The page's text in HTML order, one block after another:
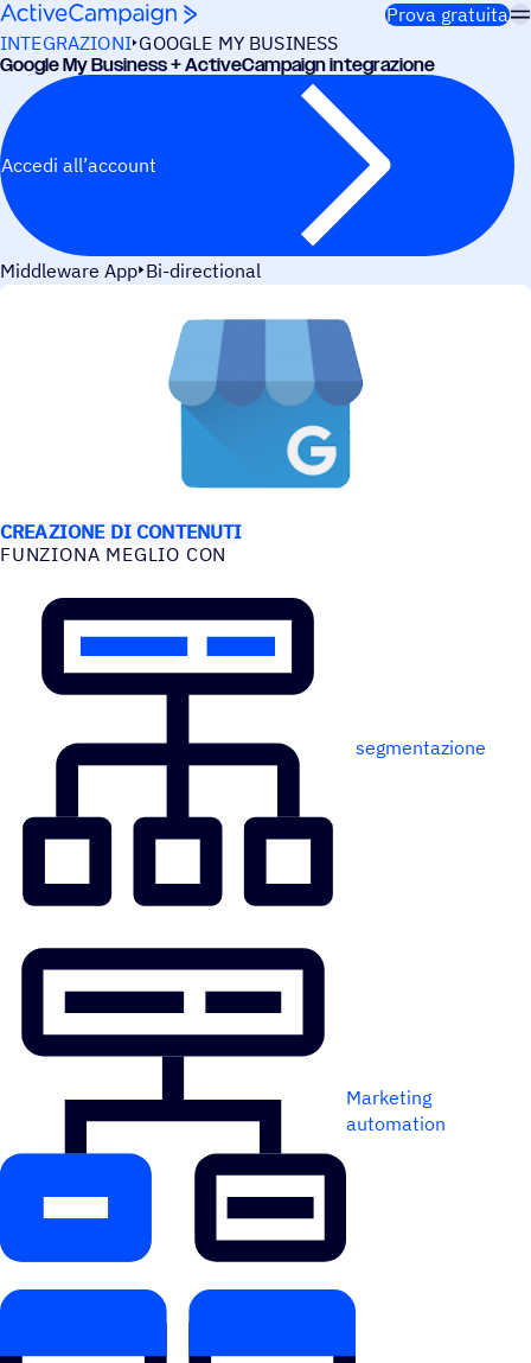
Salta al contenuto
Prova gratuita
INTEGRAZIONI GOOGLE MY BUSINESS
Google My Busi­ness + ActiveCampaign integrazione
Accedi all’account
Middleware App Bi-directional
CREAZIONE DI CONTENUTI
FUNZIONA MEGLIO CON
segmentazione
Marketing
automation